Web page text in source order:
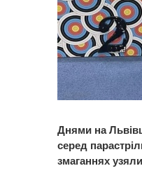
Днями на
серед
змаганнях